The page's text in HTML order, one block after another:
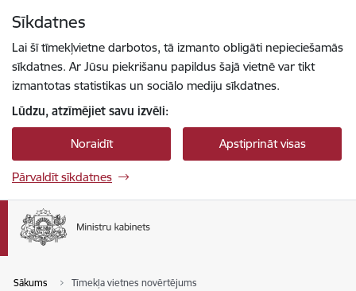
Sīkdatnes
Lai šī tīmekļvietne darbotos, tā izmanto obligāti nepieciešamās
sīkdatnes. Ar Jūsu piekrišanu papildus šajā vietnē var tikt
izmantotas statistikas un sociālo mediju sīkdatnes.
Lūdzu, atzīmējiet savu izvēli:
Noraidīt Apstiprināt visas
Pārvaldīt sīkdatnes
Sākums Tīmekļa vietnes novērtējums